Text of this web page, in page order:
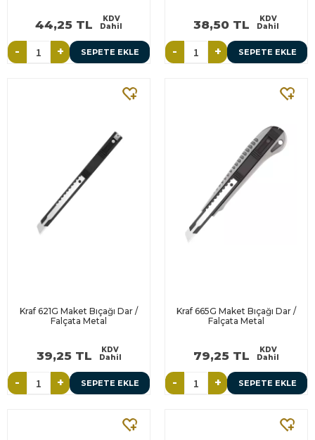
44,25 TL
KDV
Dahil
- + SEPETE EKLE
38,50 TL
KDV
Dahil
- + SEPETE EKLE
Kraf 621G Maket Bıçağı Dar /
Falçata Metal
39,25 TL
KDV
Dahil
- + SEPETE EKLE
Kraf 665G Maket Bıçağı Dar /
Falçata Metal
79,25 TL
KDV
Dahil
- + SEPETE EKLE